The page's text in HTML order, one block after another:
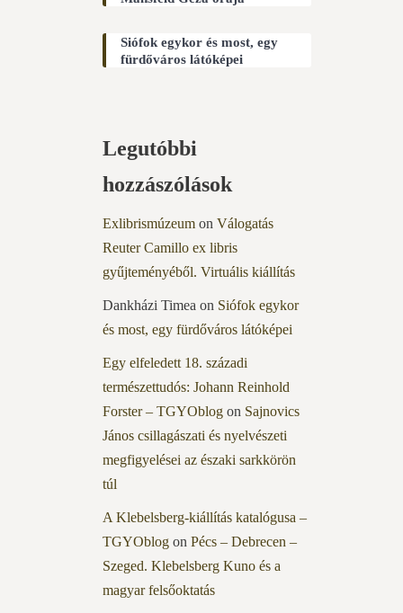
Siófok egykor és most, egy
fürdőváros látóképei
Legutóbbi
hozzászólások
Exlibrismúzeumon Válogatás
Reuter Camillo ex libris
gyűjteményéből. Virtuális kiállítás
Dankházi Timea on Siófok egykor
és most, egy fürdőváros látóképei
Egy elfeledett 18. századi
természettudós: Johann Reinhold
Forster – TGYOblogon Sajnovics
János csillagászati és nyelvészeti
megfigyelései az északi sarkkörön
túl
A Klebelsberg-kiállítás katalógusa –
TGYOblogon Pécs – Debrecen –
Szeged. Klebelsberg Kuno és a
magyar felsőoktatás